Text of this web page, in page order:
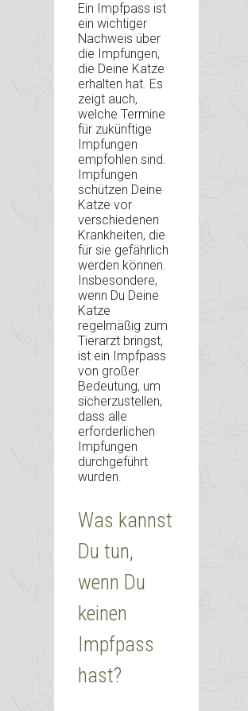
Ein Impfpass ist
ein wichtiger
Nachweis über
die Impfungen,
die Deine Katze
erhalten hat. Es
zeigt auch,
welche Termine
für zukünftige
Impfungen
empfohlen sind.
Impfungen
schützen Deine
Katze vor
verschiedenen
Krankheiten, die
für sie gefährlich
werden können.
Insbesondere,
wenn Du Deine
Katze
regelmäßig zum
Tierarzt bringst,
ist ein Impfpass
von großer
Bedeutung, um
sicherzustellen,
dass alle
erforderlichen
Impfungen
durchgeführt
wurden.
Was kannst
Du tun,
wenn Du
keinen
Impfpass
hast?